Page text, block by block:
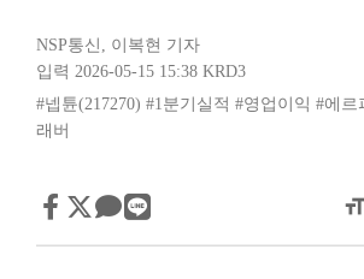
NSP통신 , 이복현 기자
입력 2026-05-15 15:38 KRD3
#넵튠(217270) #1분기실적 #영업이익 #에르
래버